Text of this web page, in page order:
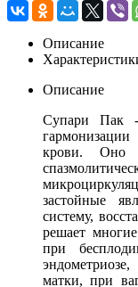
Описание
Описание
Супари Пак -
крови. Оно
застойные
систему,
решает
при
матки, при